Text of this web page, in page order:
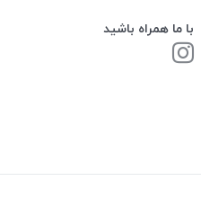
با ما همراه باشید